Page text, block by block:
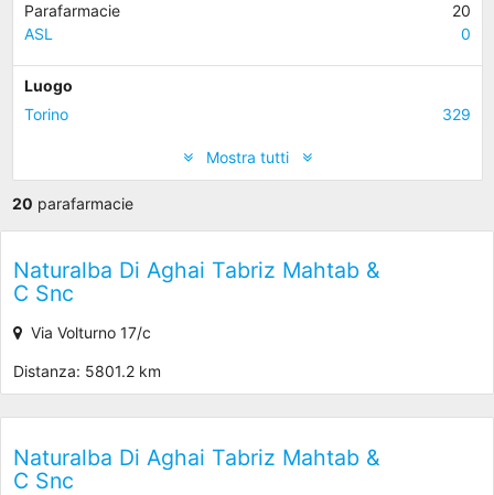
Parafarmacie
20
ASL
0
Luogo
Torino
329
Mostra tutti
20 parafarmacie
Naturalba Di Aghai Tabriz Mahtab &
C Snc
Via Volturno 17/c
Distanza: 5801.2 km
Naturalba Di Aghai Tabriz Mahtab &
C Snc